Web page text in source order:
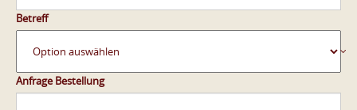
Betreff
Anfrage Bestellung